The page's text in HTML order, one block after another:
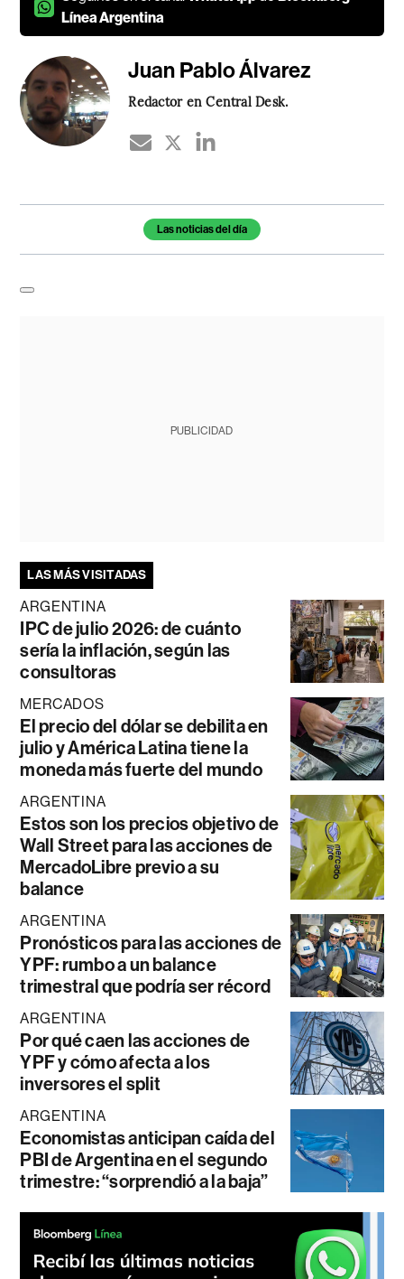
Línea Argentina
Juan Pablo Álvarez
Redactor en Central Desk.
Temas de este artículoLas noticias del día
PUBLICIDAD
LAS MÁS VISITADAS
ARGENTINA
IPC de julio 2026: de cuánto
sería la inflación, según las
consultoras
MERCADOS
El precio del dólar se debilita en
julio y América Latina tiene la
moneda más fuerte del mundo
ARGENTINA
Estos son los precios objetivo de
Wall Street para las acciones de
MercadoLibre previo a su
balance
ARGENTINA
Pronósticos para las acciones de
YPF: rumbo a un balance
trimestral que podría ser récord
ARGENTINA
Por qué caen las acciones de
YPF y cómo afecta a los
inversores el split
ARGENTINA
Economistas anticipan caída del
PBI de Argentina en el segundo
trimestre: “sorprendió a la baja”